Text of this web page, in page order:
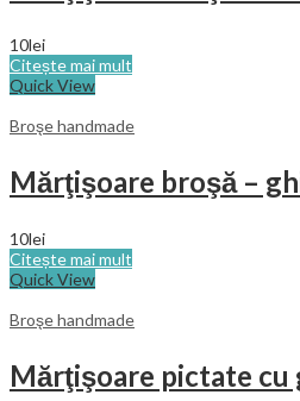
10lei
Citește mai mult
Quick View
Broşe handmade
Mărţişoare broşă –
10lei
Citește mai mult
Quick View
Broşe handmade
Mărţişoare pictate cu